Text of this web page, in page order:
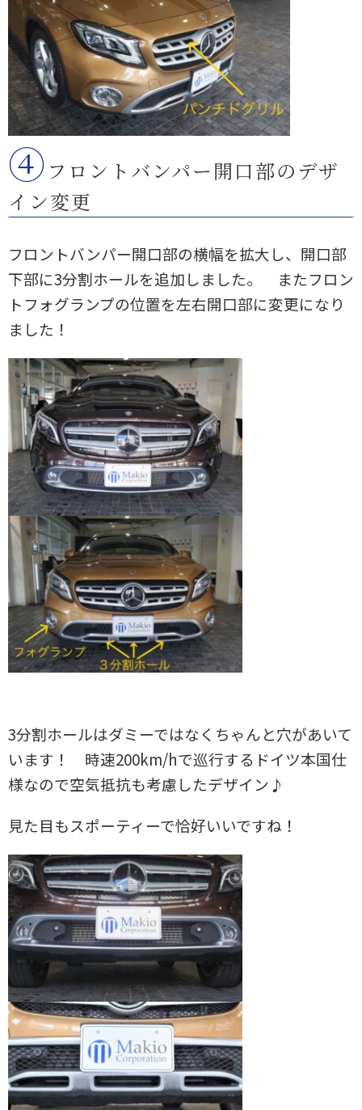
④ フロントバンパー開口部のデザ
イン変更
フロントバンパー開口部の横幅を拡大し、開口部
下部に3分割ホールを追加しました。 またフロン
トフォグランプの位置を左右開口部に変更になり
ました！
3分割ホールはダミーではなくちゃんと穴があいて
います！ 時速200km/hで巡行するドイツ本国仕
様なので空気抵抗も考慮したデザイン♪
見た目もスポーティーで恰好いいですね！